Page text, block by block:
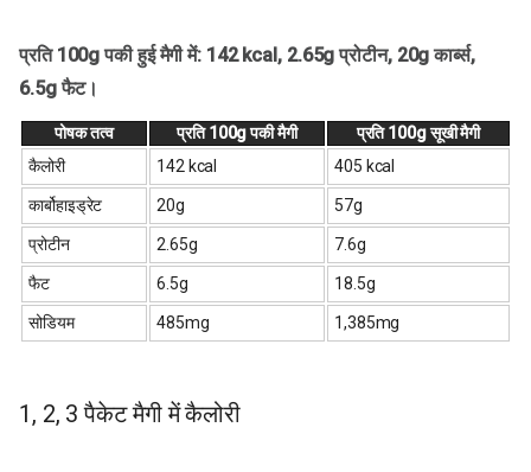
प्रति 100g पकी हुई मैगी में: 142 kcal, 2.65g प्रोटीन, 20g कार्ब्स,
6.5g फैट।
पोषक तत्व प्रति 100g पकी मैगी
प्रति 100g सूखी मैगी
कैलोरी
142 kcal 405 kcal
कार्बोहाइड्रेट 20g 57g
प्रोटीन 2.65g 7.6g
फैट 6.5g 18.5g
सोडियम 485mg 1,385mg
1, 2, 3 पैकेट मैगी में कैलोरी